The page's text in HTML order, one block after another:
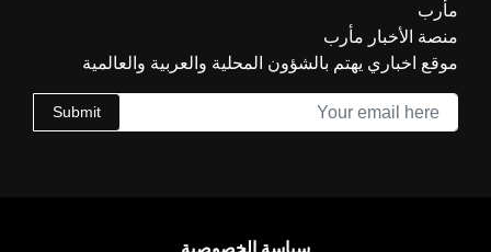
مأرب
منصة الأخبار مأرب
موقع اخباري يهتم بالشؤون المحلية والعربية والعالمية
Submit